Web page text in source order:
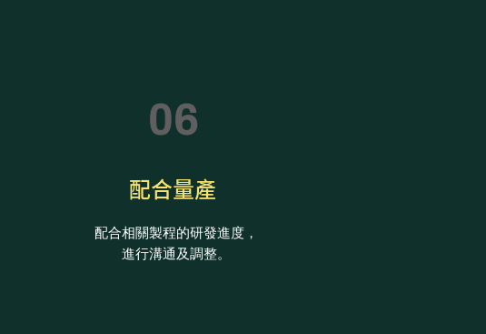
06
配合量產
配合相關製程的研發進度，
進行溝通及調整。